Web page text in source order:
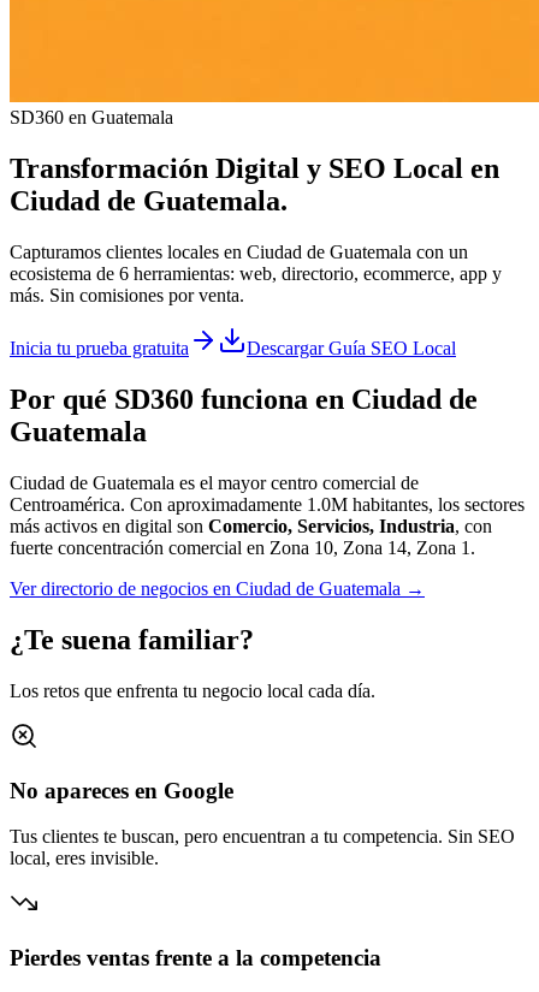
SD360 en Guatemala
Transformación Digital y SEO Local en
Ciudad de Guatemala.
Capturamos clientes locales en Ciudad de Guatemala con un
ecosistema de 6 herramientas: web, directorio, ecommerce, app y
más. Sin comisiones por venta.
Inicia tu prueba gratuita Descargar Guía SEO Local
Por qué SD360 funciona en Ciudad de
Guatemala
Ciudad de Guatemala es el mayor centro comercial de
Centroamérica. Con aproximadamente 1.0M habitantes, los sectores
más activos en digital son Comercio, Servicios, Industria, con
fuerte concentración comercial en Zona 10, Zona 14, Zona 1 .
Ver directorio de negocios en Ciudad de Guatemala →
¿Te suena familiar?
Los retos que enfrenta tu negocio local cada día.
No apareces en Google
Tus clientes te buscan, pero encuentran a tu competencia. Sin SEO
local, eres invisible.
Pierdes ventas frente a la competencia